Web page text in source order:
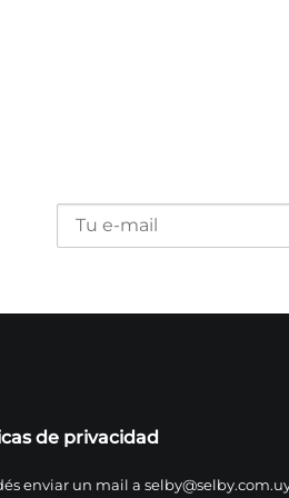
de privacidad
enviar un mail a